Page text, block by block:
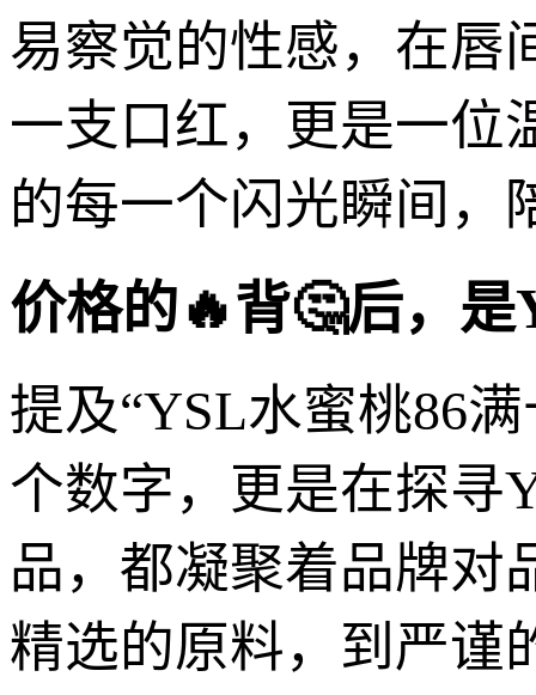
易察觉的性感，在唇
一支口红，更是一位
的每一个闪光瞬间，
价格的🔥背🤔后，
提及“YSL水蜜桃86
个数字，更是在探寻
品，都凝聚着品牌对
精选的原料，到严谨